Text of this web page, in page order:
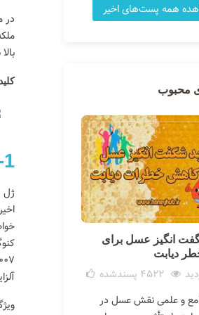
همه پست‌های اخیر
محبوب
انگیز عسل برای
دیابت
4522 پسندشده
و علمی نقش عسل در
ارائه
علمی شفاف
هانی‌هاب با
در
1- مقدمه